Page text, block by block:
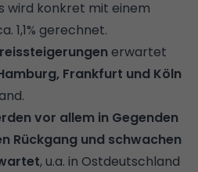
wird konkret mit einem
1,1% gerechnet.
erwartet
Frankfurt und Köln
vor allem in Gegenden
Rückgang und schwachen
, u.a. in Ostdeutschland